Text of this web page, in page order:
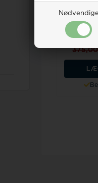
Nødvendige
Original
London
Vejl.